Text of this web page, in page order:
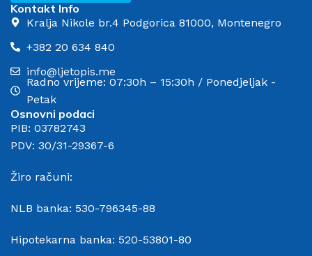
Kontakt Info
Kralja Nikole br.4 Podgorica 81000, Montenegro
+382 20 634 840
info@ljetopis.me
Radno vrijeme: 07:30h – 15:30h / Ponedjeljak -
Petak
Osnovni podaci
PIB: 03782743
PDV: 30/31-29367-6
Žiro računi:
NLB banka: 530-796345-88
Hipotekarna banka: 520-53801-80